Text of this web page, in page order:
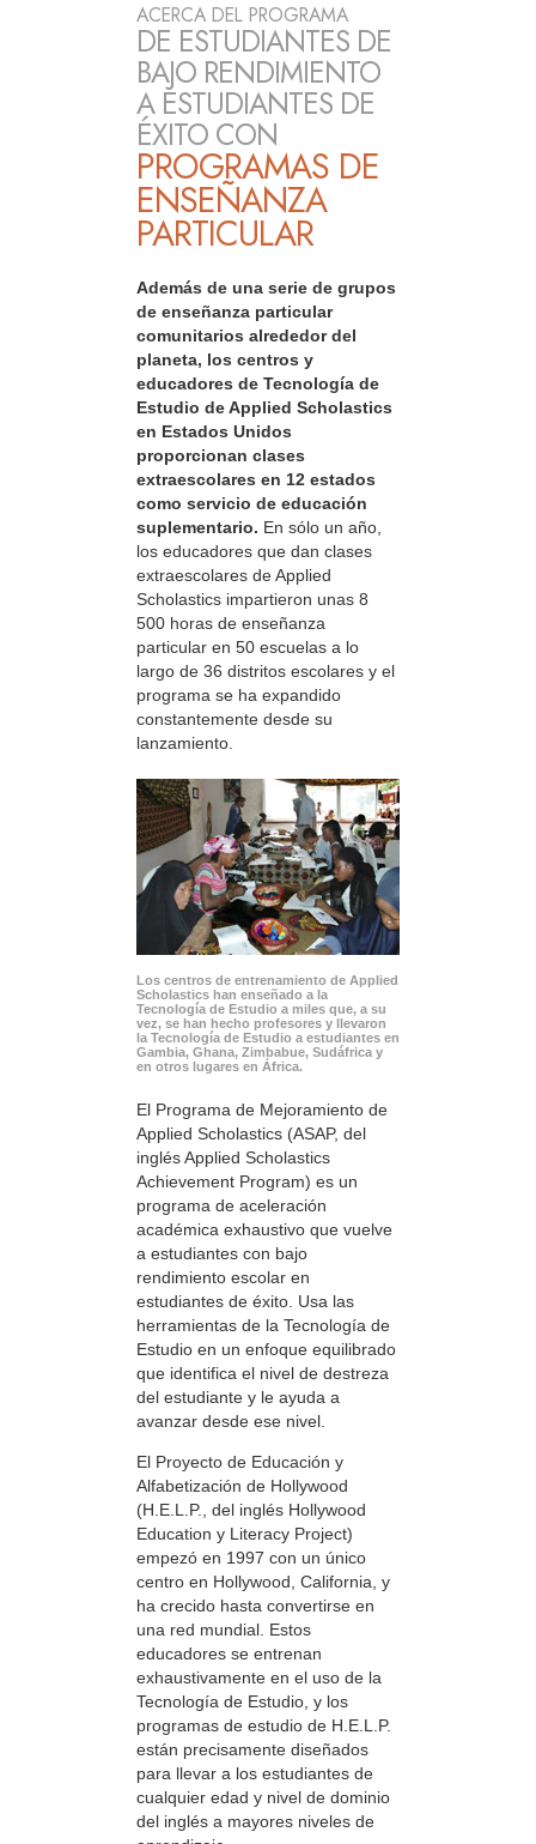
ACERCA DEL PROGRAMA
DE ESTUDIANTES DE
BAJO RENDIMIENTO
A ESTUDIANTES DE
ÉXITO CON
PROGRAMAS DE
ENSEÑANZA
PARTICULAR
Además de una serie de grupos
de enseñanza particular
comunitarios alrededor del
planeta, los centros y
educadores de Tecnología de
Estudio de Applied Scholastics
en Estados Unidos
proporcionan clases
extraescolares en 12 estados
como servicio de educación
suplementario. En sólo un año,
los educadores que dan clases
extraescolares de Applied
Scholastics impartieron unas 8
500 horas de enseñanza
particular en 50 escuelas a lo
largo de 36 distritos escolares y el
programa se ha expandido
constantemente desde su
lanzamiento.
Los centros de entrenamiento de Applied
Scholastics han enseñado a la
Tecnología de Estudio a miles que, a su
vez, se han hecho profesores y llevaron
la Tecnología de Estudio a estudiantes en
Gambia, Ghana, Zimbabue, Sudáfrica y
en otros lugares en África.
El Programa de Mejoramiento de
Applied Scholastics (ASAP, del
inglés Applied Scholastics
Achievement Program) es un
programa de aceleración
académica exhaustivo que vuelve
a estudiantes con bajo
rendimiento escolar en
estudiantes de éxito. Usa las
herramientas de la Tecnología de
Estudio en un enfoque equilibrado
que identifica el nivel de destreza
del estudiante y le ayuda a
avanzar desde ese nivel.
El Proyecto de Educación y
Alfabetización de Hollywood
(H.E.L.P., del inglés Hollywood
Education y Literacy Project)
empezó en 1997 con un único
centro en Hollywood, California, y
ha crecido hasta convertirse en
una red mundial. Estos
educadores se entrenan
exhaustivamente en el uso de la
Tecnología de Estudio, y los
programas de estudio de H.E.L.P.
están precisamente diseñados
para llevar a los estudiantes de
cualquier edad y nivel de dominio
del inglés a mayores niveles de